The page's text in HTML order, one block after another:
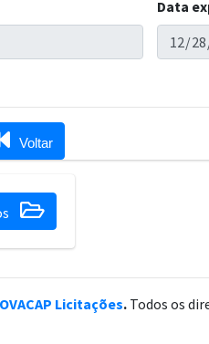
Data
Voltar

Licitações.Todos os